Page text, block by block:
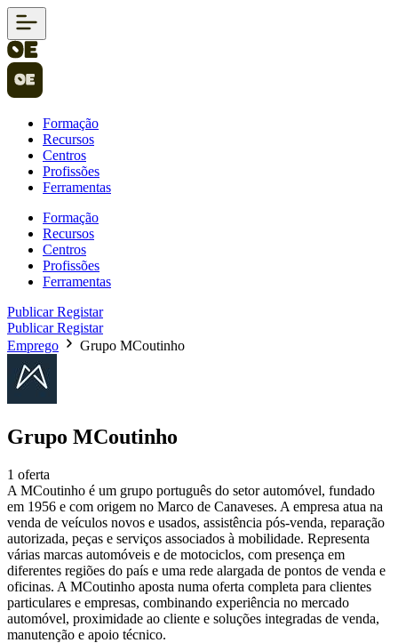
Formação
Recursos
Centros
Profissões
Ferramentas
Formação
Recursos
Centros
Profissões
Ferramentas
PublicarRegistar
PublicarRegistar
Emprego
Grupo MCoutinho
Grupo MCoutinho
1 oferta
A MCoutinho é um grupo português do setor automóvel, fundado
em 1956 e com origem no Marco de Canaveses. A empresa atua na
venda de veículos novos e usados, assistência pós-venda, reparação
autorizada, peças e serviços associados à mobilidade. Representa
várias marcas automóveis e de motociclos, com presença em
diferentes regiões do país e uma rede alargada de pontos de venda e
oficinas. A MCoutinho aposta numa oferta completa para clientes
particulares e empresas, combinando experiência no mercado
automóvel, proximidade ao cliente e soluções integradas de venda,
manutenção e apoio técnico.